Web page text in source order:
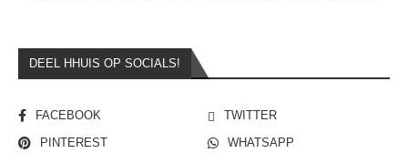
DEEL HHUIS OP SOCIALS!
FACEBOOK
TWITTER
PINTEREST
WHATSAPP